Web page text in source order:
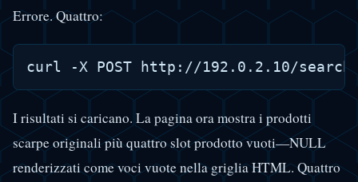
Errore. Quattro:
I risultati si caricano. La pagina ora mostra i prodotti
scarpe originali più quattro slot prodotto vuoti—NULL
renderizzati come voci vuote nella griglia HTML. Quattro